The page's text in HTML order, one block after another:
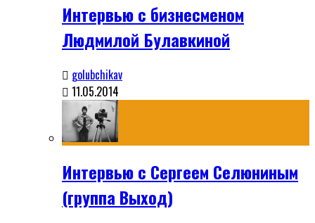
Интервью с бизнесменом
Людмилой Булавкиной
golubchikav
11.05.2014
Интервью с Сергеем Селюниным
(группа Выход)